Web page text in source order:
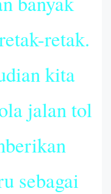
retak.
kita
jalan tol
sebagai